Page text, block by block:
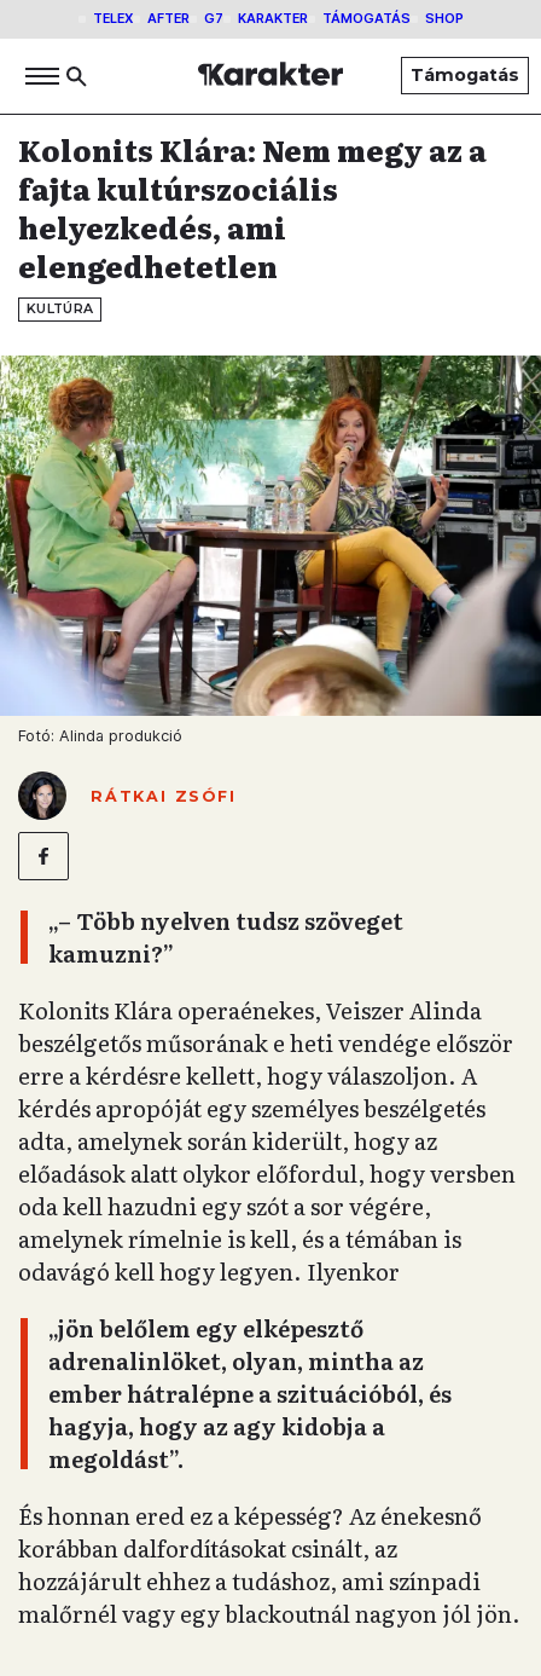
TELEX AFTER G7 KARAKTER TÁMOGATÁS SHOP
Támogatás
Kolonits Klára: Nem megy az a
fajta kultúrszociális
helyezkedés, ami
elengedhetetlen
KULTÚRA
Fotó: Alinda produkció
RÁTKAI ZSÓFI
„– Több nyelven tudsz szöveget
kamuzni?”
Kolonits Klára operaénekes, Veiszer Alinda
beszélgetős műsorának e heti vendége először
erre a kérdésre kellett, hogy válaszoljon. A
kérdés apropóját egy személyes beszélgetés
adta, amelynek során kiderült, hogy az
előadások alatt olykor előfordul, hogy versben
oda kell hazudni egy szót a sor végére,
amelynek rímelnie is kell, és a témában is
odavágó kell hogy legyen. Ilyenkor
„jön belőlem egy elképesztő
adrenalinlöket, olyan, mintha az
ember hátralépne a szituációból, és
hagyja, hogy az agy kidobja a
megoldást”.
És honnan ered ez a képesség? Az énekesnő
korábban dalfordításokat csinált, az
hozzájárult ehhez a tudáshoz, ami színpadi
malőrnél vagy egy blackoutnál nagyon jól jön.